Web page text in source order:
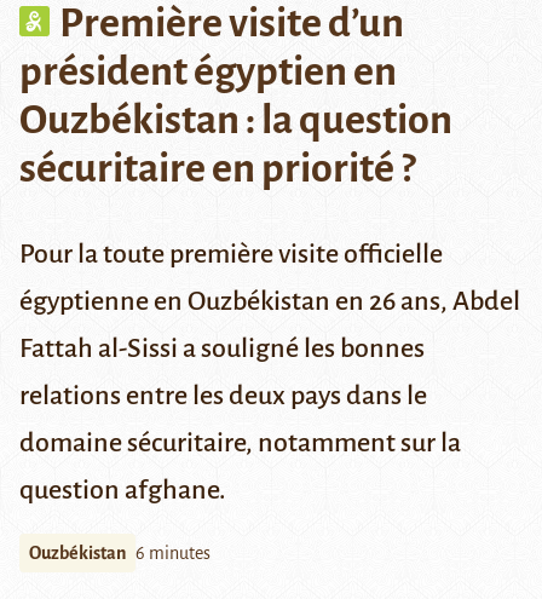
Première visite d’un
président égyptien en
Ouzbékistan : la question
sécuritaire en priorité ?
Pour la toute première visite officielle
égyptienne en Ouzbékistan en 26 ans, Abdel
Fattah al-Sissi a souligné les bonnes
relations entre les deux pays dans le
domaine sécuritaire, notamment sur la
question afghane.
Ouzbékistan 6 minutes